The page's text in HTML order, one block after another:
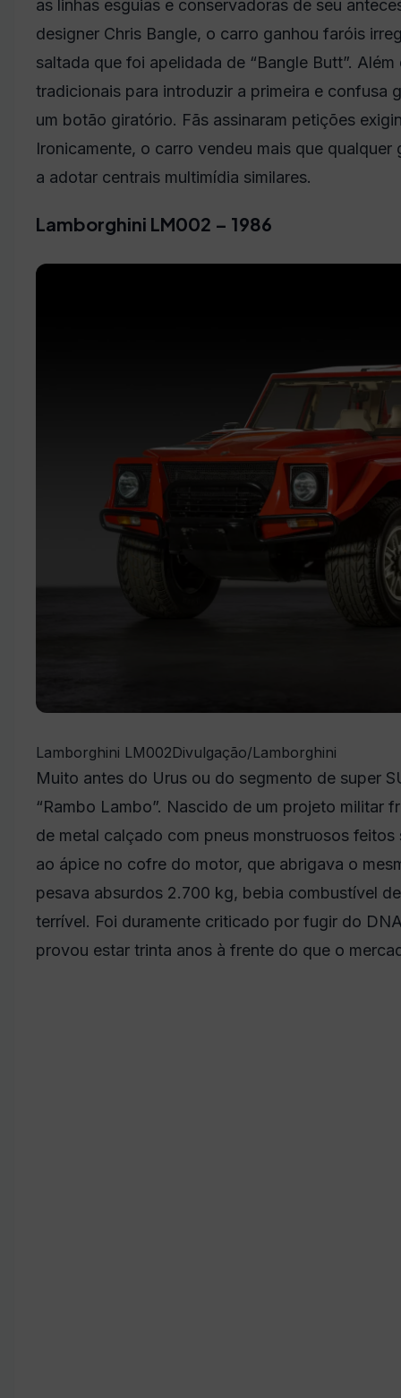
as linhas esguias e conservadoras de seu
designer Chris Bangle, o carro ganhou faróis
saltada que foi apelidada de “Bangle Butt”.
tradicionais para introduzir a primeira e confusa
um botão giratório. Fãs assinaram petições
Ironicamente, o carro vendeu mais que
a adotar centrais multimídia similares.
Lamborghini LM002 – 1986
Lamborghini LM002Divulgação/Lamborghini
Muito antes do Urus ou do segmento de super
“Rambo Lambo”. Nascido de um projeto militar
de metal calçado com pneus monstruosos
ao ápice no cofre do motor, que abrigava o
pesava absurdos 2.700 kg, bebia combustível
terrível. Foi duramente criticado por fugir do
provou estar trinta anos à frente do que o